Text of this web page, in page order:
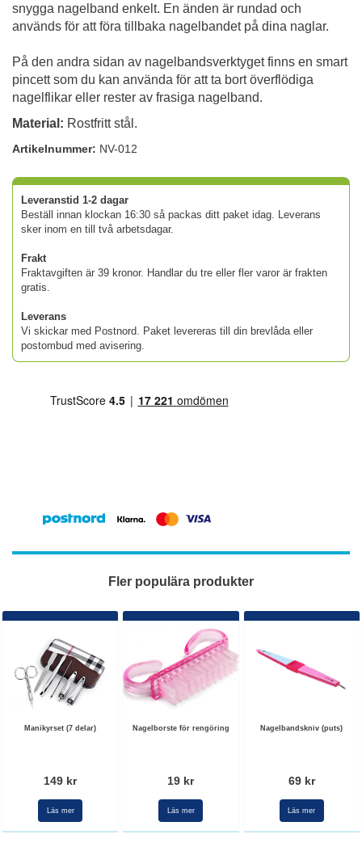
snygga nagelband enkelt. En änden är rundad och
används för att föra tillbaka nagelbandet på dina naglar.
På den andra sidan av nagelbandsverktyget finns en smart
pincett som du kan använda för att ta bort överflödiga
nagelflikar eller rester av frasiga nagelband.
Material: Rostfritt stål.
Artikelnummer: NV-012
Leveranstid 1-2 dagar
Beställ innan klockan 16:30 så packas ditt paket idag. Leverans
sker inom en till två arbetsdagar.
Frakt
Fraktavgiften är 39 kronor. Handlar du tre eller fler varor är frakten
gratis.
Leverans
Vi skickar med Postnord. Paket levereras till din brevlåda eller
postombud med avisering.
Fler populära produkter
Manikyrset (7 delar)
149 kr
Läs mer
Nagelborste för rengöring
19 kr
Läs mer
Nagelbandskniv (puts)
69 kr
Läs mer